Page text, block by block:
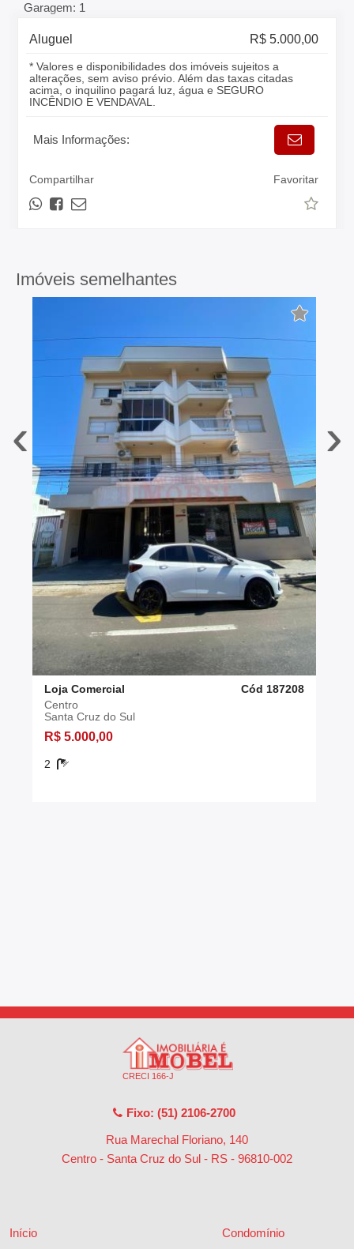
Garagem: 1
Aluguel R$ 5.000,00
* Valores e disponibilidades dos imóveis sujeitos a
alterações, sem aviso prévio. Além das taxas citadas
acima, o inquilino pagará luz, água e SEGURO
INCÊNDIO E VENDAVAL.
Mais Informações:
Compartilhar Favoritar
Imóveis semelhantes
‹
Loja Comercial
Cód 187208
Centro
Santa Cruz do Sul
R$ 5.000,00
2
›
CRECI 166-J
Fixo: (51) 2106-2700
Rua Marechal Floriano, 140
Centro - Santa Cruz do Sul - RS - 96810-002
Início Condomínio